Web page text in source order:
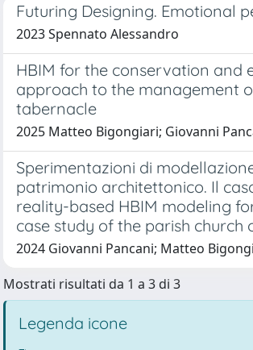
Futuring Designing. Emotional
2023 Spennato Alessandro
HBIM for the conservation and
approach to the management
tabernacle
2025 Matteo Bigongiari; Giovanni
Sperimentazioni di
patrimonio architettonico. Il
reality-based HBIM modeling
case study of the parish church
2024 Giovanni Pancani; Matteo
Mostrati risultati da 1 a 3 di 3
Legenda icone